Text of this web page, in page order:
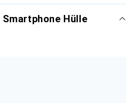
Hülle